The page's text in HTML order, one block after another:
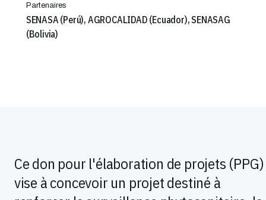
Partenaires
SENASA (Perú), AGROCALIDAD (Ecuador), SENASAG
(Bolivia)
Ce don pour l'élaboration de projets (PPG)
vise à concevoir un projet destiné à